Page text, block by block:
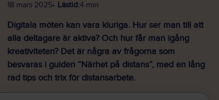
18 mars 2025 Lästid:4 min
Digitala möten kan vara kluriga. Hur ser man till att
alla deltagare är aktiva? Och hur får man igång
kreativiteten? Det är några av frågorna som
besvaras i guiden ”Närhet på distans”, med en lång
rad tips och trix för distansarbete.